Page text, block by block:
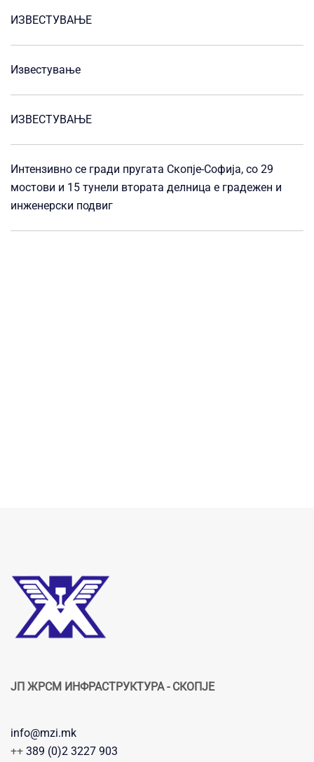
ИЗВЕСТУВАЊЕ
Известување
ИЗВЕСТУВАЊЕ
Интензивно се гради пругата Скопје-Софија, со 29
мостови и 15 тунели втората делница е градежен и
инженерски подвиг
ЈП ЖРСМ ИНФРАСТРУКТУРА - СКОПЈЕ
info@mzi.mk
++ 389 (0)2 3227 903